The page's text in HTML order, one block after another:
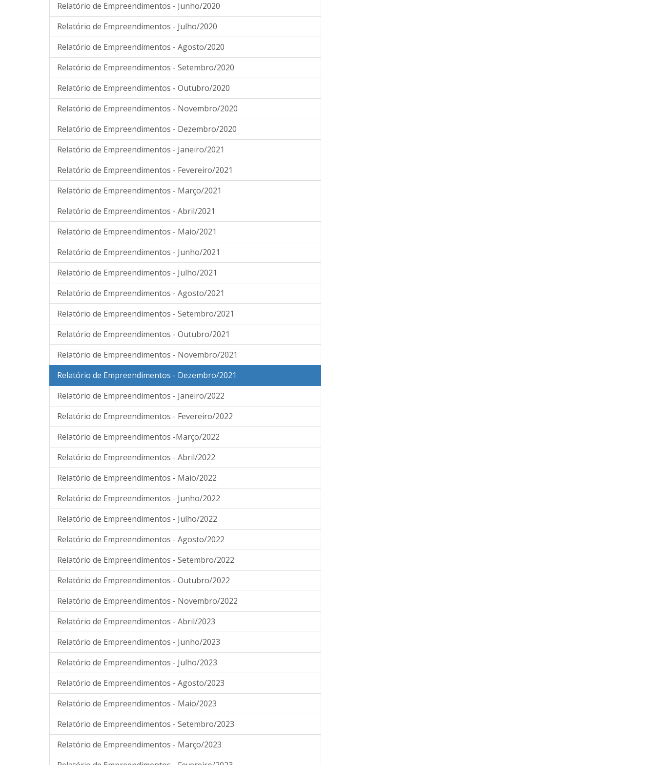
Relatório de Empreendimentos - Junho/2020
Relatório de Empreendimentos - Julho/2020
Relatório de Empreendimentos - Agosto/2020
Relatório de Empreendimentos - Setembro/2020
Relatório de Empreendimentos - Outubro/2020
Relatório de Empreendimentos - Novembro/2020
Relatório de Empreendimentos - Dezembro/2020
Relatório de Empreendimentos - Janeiro/2021
Relatório de Empreendimentos - Fevereiro/2021
Relatório de Empreendimentos - Março/2021
Relatório de Empreendimentos - Abril/2021
Relatório de Empreendimentos - Maio/2021
Relatório de Empreendimentos - Junho/2021
Relatório de Empreendimentos - Julho/2021
Relatório de Empreendimentos - Agosto/2021
Relatório de Empreendimentos - Setembro/2021
Relatório de Empreendimentos - Outubro/2021
Relatório de Empreendimentos - Novembro/2021
Relatório de Empreendimentos - Dezembro/2021
Relatório de Empreendimentos - Janeiro/2022
Relatório de Empreendimentos - Fevereiro/2022
Relatório de Empreendimentos -Março/2022
Relatório de Empreendimentos - Abril/2022
Relatório de Empreendimentos - Maio/2022
Relatório de Empreendimentos - Junho/2022
Relatório de Empreendimentos - Julho/2022
Relatório de Empreendimentos - Agosto/2022
Relatório de Empreendimentos - Setembro/2022
Relatório de Empreendimentos - Outubro/2022
Relatório de Empreendimentos - Novembro/2022
Relatório de Empreendimentos - Abril/2023
Relatório de Empreendimentos - Junho/2023
Relatório de Empreendimentos - Julho/2023
Relatório de Empreendimentos - Agosto/2023
Relatório de Empreendimentos - Maio/2023
Relatório de Empreendimentos - Setembro/2023
Relatório de Empreendimentos - Março/2023